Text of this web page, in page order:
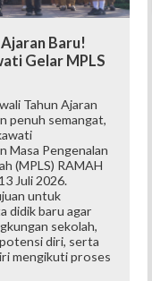
Baru!
Gelar MPLS
Tahun Ajaran
penuh semangat,
Masa Pengenalan
(MPLS) RAMAH
Juli 2026.
untuk
didik baru agar
sekolah,
diri, serta
mengikuti proses